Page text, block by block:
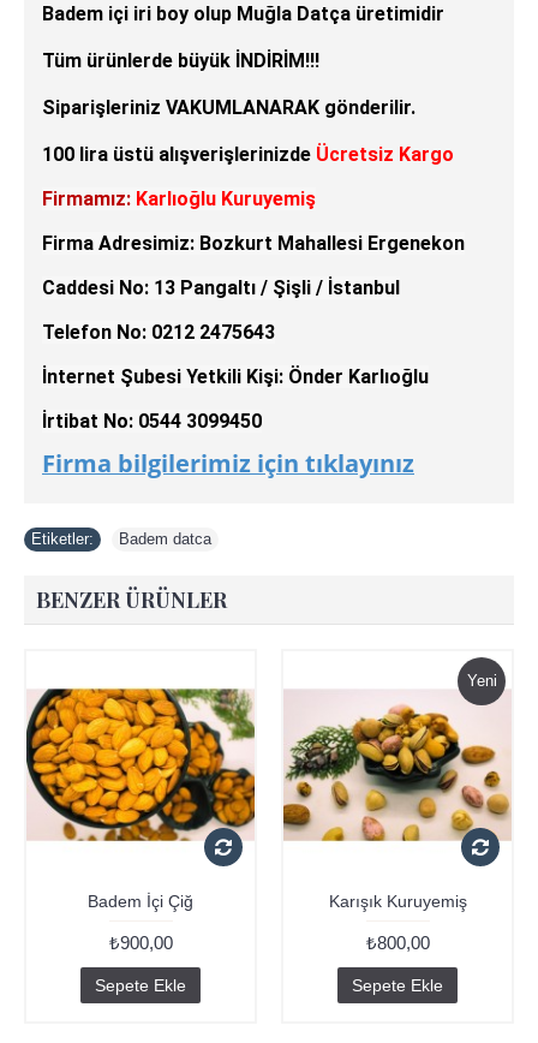
Badem içi iri boy olup Muğla Datça üretimidir
Tüm ürünlerde büyük İNDİRİM!!!
Siparişleriniz VAKUMLANARAK gönderilir.
100 lira üstü alışverişlerinizde Ücretsiz Kargo
Firmamız: Karlıoğlu Kuruyemiş
Firma Adresimiz: Bozkurt Mahallesi Ergenekon
Caddesi No: 13 Pangaltı / Şişli / İstanbul
Telefon No: 0212 2475643
İnternet Şubesi Yetkili Kişi: Önder Karlıoğlu
İrtibat No: 0544 3099450
Firma bilgilerimiz için tıklayınız
Etiketler: Badem datca
BENZER ÜRÜNLER
Badem İçi Çiğ
₺900,00
Sepete Ekle
Yeni
Karışık Kuruyemiş
₺800,00
Sepete Ekle